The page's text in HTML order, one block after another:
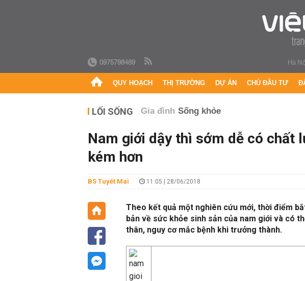
0975798489 Hà
QUY HOẠCH THỊ TRƯỜNG DỰ ÁN CHỦ ĐẦU TƯ
LỐI SỐNG Gia đình Sống khỏe
Nam giới dậy thì sớm dễ có chất
kém hơn
BS Tuyết Mai 11:05 | 28/06/2018
Theo kết quả một nghiên cứu mới, thời điểm
bản về sức khỏe sinh sản của nam giới và có
thân, nguy cơ mắc bệnh khi trưởng thành.